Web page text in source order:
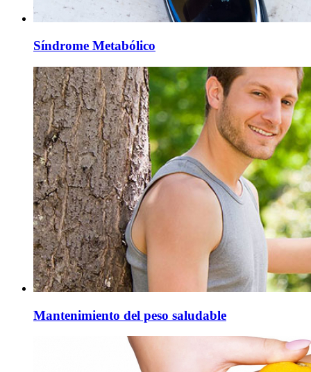
Síndrome Metabólico
Mantenimiento del peso saludable